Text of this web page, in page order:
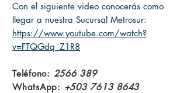
Con el siguiente video conocerás como
llegar a nuestra Sucursal Metrosur:
https://www.youtube.com/watch?
v=FTQGdq_Z1R8
Teléfono: 2566 389
WhatsApp: +503 7613 8643